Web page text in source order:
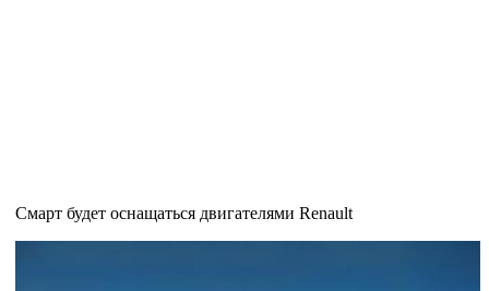
Смарт будет оснащаться двигателями Renault